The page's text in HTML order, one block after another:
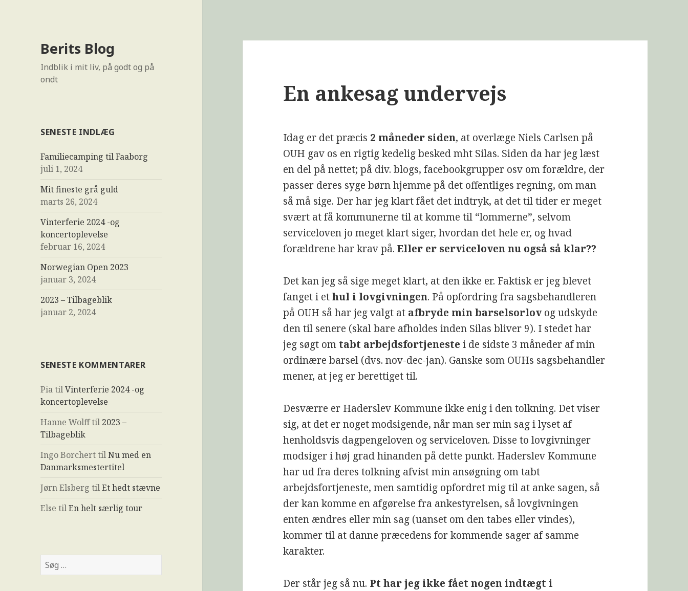
Berits Blog
Indblik i mit liv, på godt og på
ondt
SENESTE INDLÆG
Familiecamping til Faaborg
juli 1, 2024
Mit fineste grå guld
marts 26, 2024
Vinterferie 2024 -og
koncertoplevelse
februar 16, 2024
Norwegian Open 2023
januar 3, 2024
2023 – Tilbageblik
januar 2, 2024
SENESTE KOMMENTARER
PiatilVinterferie 2024 -og
koncertoplevelse
Hanne Wolfftil 2023 –
Tilbageblik
Ingo BorcherttilNu med en
Danmarksmestertitel
Jørn Elsberg tilEt hedt stævne
Else tilEn helt særlig tour
En ankesag undervejs
Idag er det præcis 2 måneder siden, at overlæge Niels Carlsen på
OUH gav os en rigtig kedelig besked mht Silas. Siden da har jeg læst
en del på nettet; på div. blogs, facebookgrupper osv om forældre, der
passer deres syge børn hjemme på det offentliges regning, om man
så må sige. Der har jeg klart fået det indtryk, at det til tider er meget
svært at få kommunerne til at komme til “lommerne”, selvom
serviceloven jo meget klart siger, hvordan det hele er, og hvad
forældrene har krav på.Eller er serviceloven nu også så klar??
Det kan jeg så sige meget klart, at den ikke er. Faktisk er jeg blevet
fanget i ethul i lovgivningen. På opfordring fra sagsbehandleren
på OUH så har jeg valgt at afbryde min barselsorlov og udskyde
den til senere (skal bare afholdes inden Silas bliver 9). I stedet har
jeg søgt om tabt arbejdsfortjeneste i de sidste 3 måneder af min
ordinære barsel (dvs. nov-dec-jan). Ganske som OUHs sagsbehandler
mener, at jeg er berettiget til.
Desværre er Haderslev Kommune ikke enig i den tolkning. Det viser
sig, at det er noget modsigende, når man ser min sag i lyset af
henholdsvis dagpengeloven og serviceloven. Disse to lovgivninger
modsiger i høj grad hinanden på dette punkt. Haderslev Kommune
har ud fra deres tolkning afvist min ansøgning om tabt
arbejdsfortjeneste, men samtidig opfordret mig til at anke sagen, så
der kan komme en afgørelse fra ankestyrelsen, så lovgivningen
enten ændres eller min sag (uanset om den tabes eller vindes),
kommer til at danne præcedens for kommende sager af samme
karakter.
Der står jeg så nu. Pt har jeg ikke fået nogen indtægt i